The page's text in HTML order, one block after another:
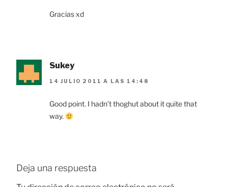
Gracias xd
Sukey
14 JULIO 2011 A LAS 14:48
Good point. I hadn’t thoghut about it quite that
way.
Deja una respuesta